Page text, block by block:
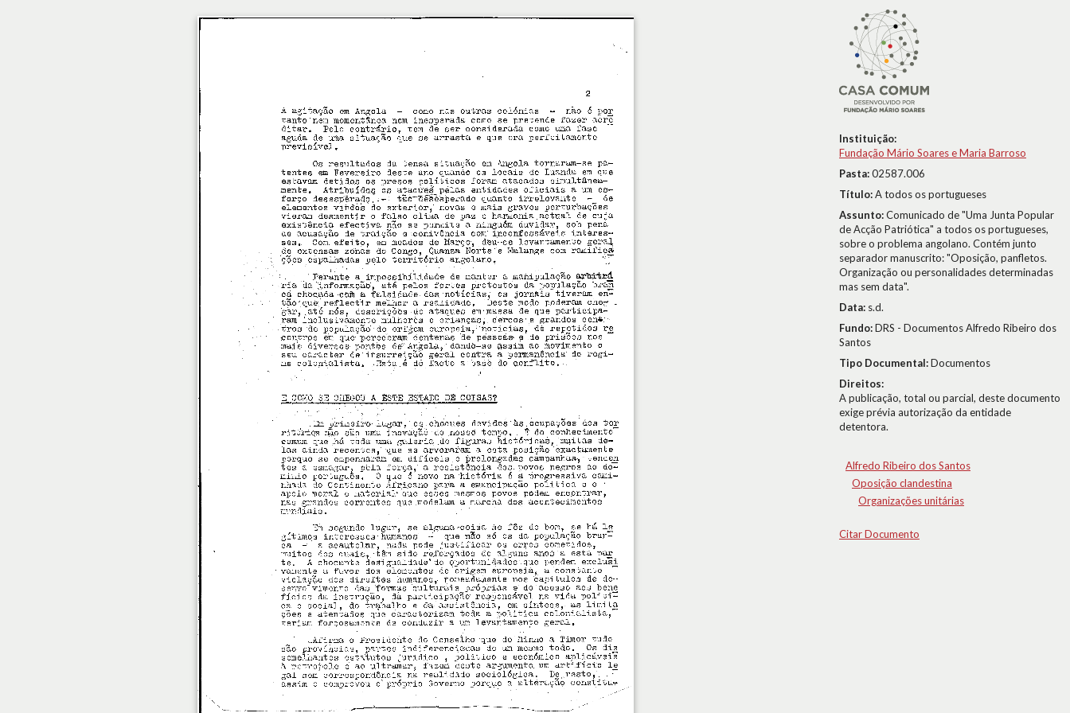
Instituição:
Fundação Mário Soares e Maria Barroso
Pasta:02587.006
Título:A todos os portugueses
Assunto:Comunicado de "Uma Junta Popular
de Acção Patriótica" a todos os portugueses,
sobre o problema angolano. Contém junto
separador manuscrito: "Oposição, panfletos.
Organização ou personalidades determinadas
mas sem data".
Data: s.d.
Fundo:DRS - Documentos Alfredo Ribeiro dos
Santos
Tipo Documental:Documentos
Direitos:
A publicação, total ou parcial, deste documento
exige prévia autorização da entidade
detentora.
Alfredo Ribeiro dos Santos
Oposição clandestina
Organizações unitárias
Citar Documento